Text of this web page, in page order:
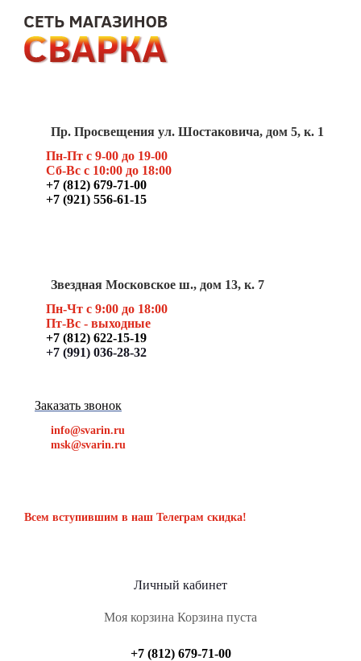
Пр. Просвещения ул. Шостаковича, дом 5, к. 1
Пн-Пт с 9-00 до 19-00
Сб-Вс с 10:00 до 18:00
+7 (812) 679-71-00
+7 (921) 556-61-15
Звездная Московское ш., дом 13, к. 7
Пн-Чт с 9:00 до 18:00
Пт-Вс - выходные
+7 (812) 622-15-19
+7 (991) 036-28-32
Заказать звонок
info@svarin.ru
msk@svarin.ru
Всем вступившим в наш Телеграм скидка!
Личный кабинет
Моя корзина Корзина пуста
+7 (812) 679-71-00